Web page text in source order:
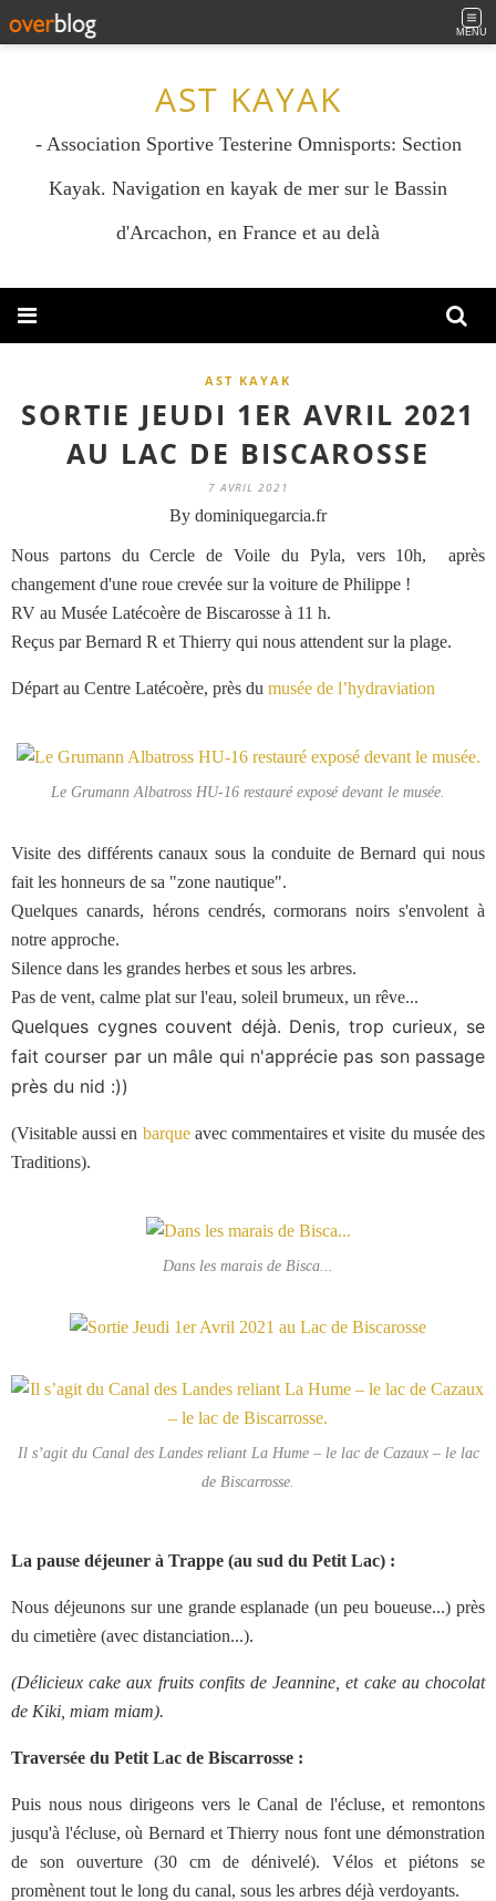
MENU
AST KAYAK
- Association Sportive Testerine Omnisports: Section
Kayak. Navigation en kayak de mer sur le Bassin
d'Arcachon, en France et au delà
AST KAYAK
SORTIE JEUDI 1ER AVRIL 2021
AU LAC DE BISCAROSSE
7 AVRIL 2021
By dominiquegarcia.fr
Nous partons du Cercle de Voile du Pyla, vers 10h, après
changement d'une roue crevée sur la voiture de Philippe !
RV au Musée Latécoère de Biscarosse à 11 h.
Reçus par Bernard R et Thierry qui nous attendent sur la plage.
Départ au Centre Latécoère, près du musée de l’hydraviation
Le Grumann Albatross HU-16 restauré exposé devant le musée.
Visite des différents canaux sous la conduite de Bernard qui nous
fait les honneurs de sa "zone nautique".
Quelques canards, hérons cendrés, cormorans noirs s'envolent à
notre approche.
Silence dans les grandes herbes et sous les arbres.
Pas de vent, calme plat sur l'eau, soleil brumeux, un rêve...
Quelques cygnes couvent déjà. Denis, trop curieux, se
fait courser par un mâle qui n'apprécie pas son passage
près du nid :))
(Visitable aussi en barqueavec commentaires et visite du musée des
Traditions).
Dans les marais de Bisca...
Il s’agit du Canal des Landes reliant La Hume – le lac de Cazaux – le lac
de Biscarrosse.
La pause déjeuner à Trappe (au sud du Petit Lac) :
Nous déjeunons sur une grande esplanade (un peu boueuse...) près
du cimetière (avec distanciation...).
(Délicieux cake aux fruits confits de Jeannine, et cake au chocolat
de Kiki, miam miam).
Traversée du Petit Lac de Biscarrosse :
Puis nous nous dirigeons vers le Canal de l'écluse, et remontons
jusqu'à l'écluse, où Bernard et Thierry nous font une démonstration
de son ouverture (30 cm de dénivelé). Vélos et piétons se
promènent tout le long du canal, sous les arbres déjà verdoyants.